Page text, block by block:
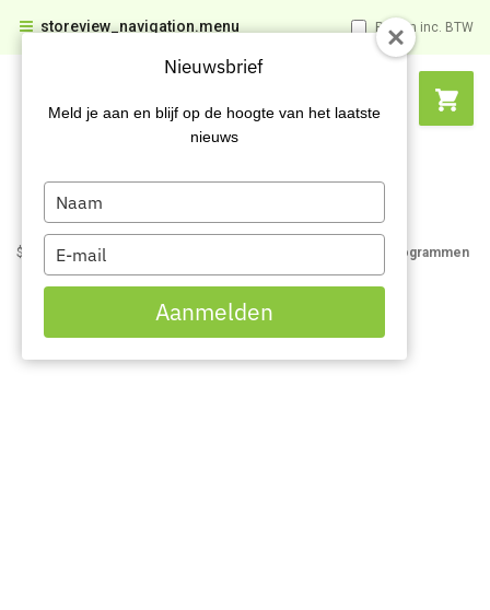
Prijzen inc. BTW
storeview_navigation.menu
$name $name Bedank pagina invullen Audit Veiligheidspictogrammen
Nieuwsbrief
Meld je aan en blijf op de hoogte van het laatste
nieuws
Type
your
name
Type
your
email
Aanmelden